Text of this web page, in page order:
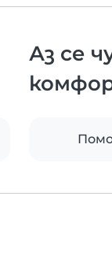
Аз се